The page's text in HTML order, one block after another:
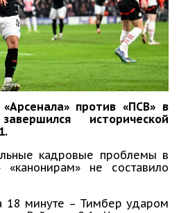
против «ПСВ» в
исторической
кадровые проблемы в
«канонирам» не составило
18 минуте – Тимбер ударом